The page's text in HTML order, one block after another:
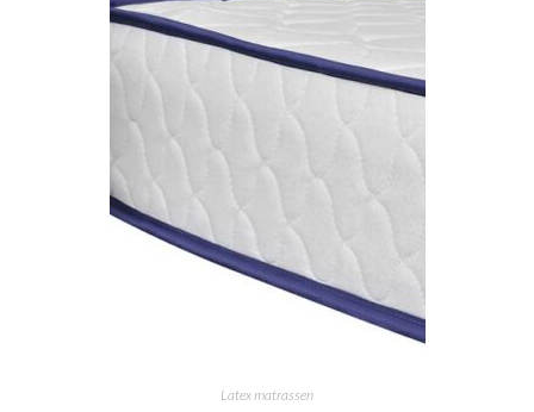
Latex matrassen